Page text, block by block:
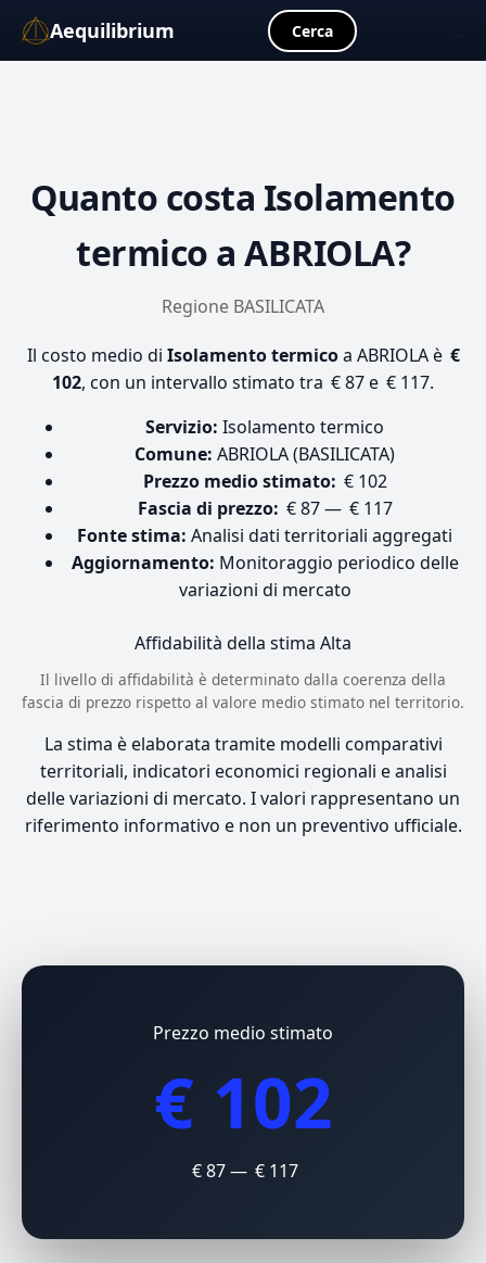
Aequilibrium Cerca
Quanto costa Isolamento
termico a ABRIOLA?
Regione BASILICATA
Il costo medio di Isolamento termicoa ABRIOLA è €
102, con un intervallo stimato tra € 87 e € 117.
Servizio: Isolamento termico
Comune: ABRIOLA (BASILICATA)
Prezzo medio stimato: € 102
Fascia di prezzo: € 87 — € 117
Fonte stima: Analisi dati territoriali aggregati
Aggiornamento: Monitoraggio periodico delle
variazioni di mercato
Affidabilità della stima Alta
Il livello di affidabilità è determinato dalla coerenza della
fascia di prezzo rispetto al valore medio stimato nel territorio.
La stima è elaborata tramite modelli comparativi
territoriali, indicatori economici regionali e analisi
delle variazioni di mercato. I valori rappresentano un
riferimento informativo e non un preventivo ufficiale.
Prezzo medio stimato
€ 102
€ 87 — € 117